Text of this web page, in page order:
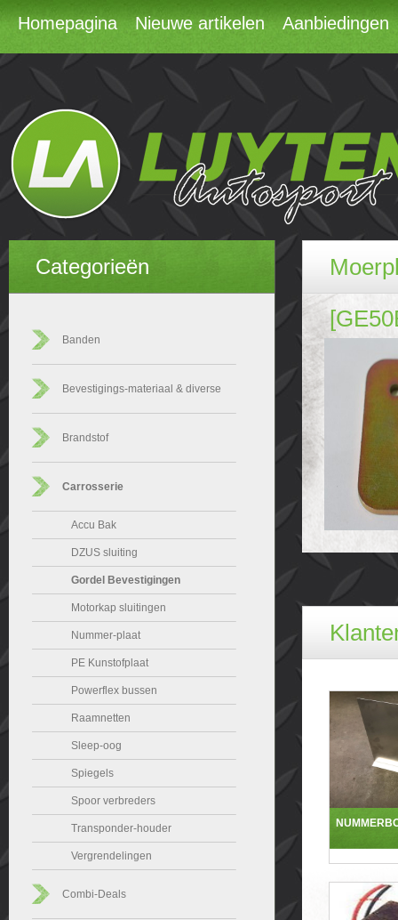
Homepagina Nieuwe artikelen Aanbiedingen
Categorieën
Banden
Bevestigings-materiaal & diverse
Brandstof
Carrosserie
Accu Bak
DZUS sluiting
Gordel Bevestigingen
Motorkap sluitingen
Nummer-plaat
PE Kunstofplaat
Powerflex bussen
Raamnetten
Sleep-oog
Spiegels
Spoor verbreders
Transponder-houder
Vergrendelingen
Combi-Deals